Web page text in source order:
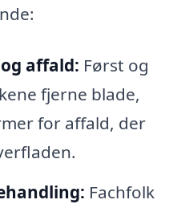
affald: Først og
fjerne blade,
for affald, der
Fachfolk